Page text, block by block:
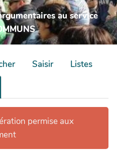
au service
Saisir
Listes
permise aux